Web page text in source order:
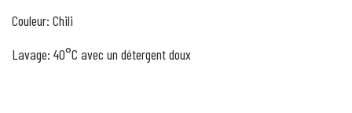
Couleur: Chili
Lavage: 40°C avec un détergent doux